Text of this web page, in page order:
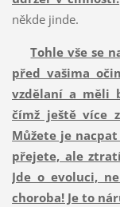
někde jinde.
Tohle vše se
před vašima
vzdělaní a měli
čímž ještě více
Můžete je
přejete, ale
Jde o evoluci,
choroba! Je to